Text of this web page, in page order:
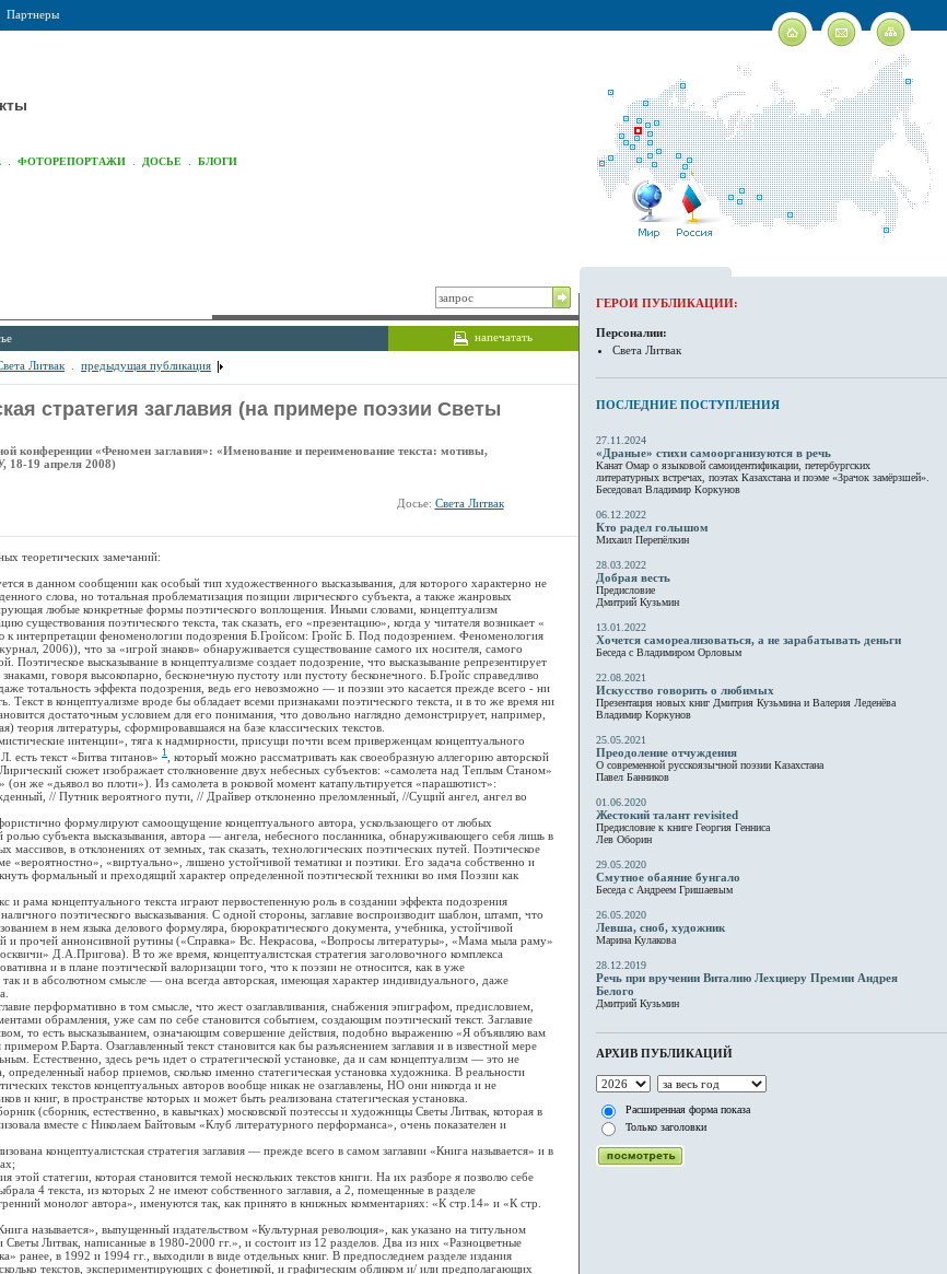
Партнеры
ФОТОРЕПОРТАЖИ ДОСЬЕ БЛОГИ
напечатать
Литвак предыдущая публикация
стратегия заглавия (на примере поэзии Светы
конференции «Феномен заглавия»: «Именование и переименование текста: мотивы,
18-19 апреля 2008)
Досье: Света Литвак
теоретических замечаний:
в данном сообщении как особый тип художественного высказывания, для которого характерно не
слова, но тотальная проблематизация позиции лирического субъекта, а также жанровых
любые конкретные формы поэтического воплощения. Иными словами, концептуализм
существования поэтического текста, так сказать, его «презентацию», когда у читателя возникает «
к интерпретации феноменологии подозрения Б.Гройсом: Гройс Б. Под подозрением. Феноменология
2006)), что за «игрой знаков» обнаруживается существование самого их носителя, самого
Поэтическое высказывание в концептуализме создает подозрение, что высказывание репрезентирует
говоря высокопарно, бесконечную пустоту или пустоту бесконечного. Б.Гройс справедливо
тотальность эффекта подозрения, ведь его невозможно — и поэзии это касается прежде всего - ни
Текст в концептуализме вроде бы обладает всеми признаками поэтического текста, и в то же время ни
достаточным условием для его понимания, что довольно наглядно демонстрирует, например,
теория литературы, сформировавшаяся на базе классических текстов.
интенции», тяга к надмирности, присущи почти всем приверженцам концептуального
есть текст «Битва титанов» 1
, который можно рассматривать как своеобразную аллегорию авторской
сюжет изображает столкновение двух небесных субъектов: «самолета над Теплым Станом»
(он же «дьявол во плоти»). Из самолета в роковой момент катапультируется «парашютист»:
// Путник вероятного пути, // Драйвер отклоненно преломленный, //Сущий ангел, ангел во
формулируют самоощущение концептуального автора, ускользающего от любых
субъекта высказывания, автора — ангела, небесного посланника, обнаруживающего себя лишь в
массивов, в отклонениях от земных, так сказать, технологических поэтических путей. Поэтическое
«вероятностно», «виртуально», лишено устойчивой тематики и поэтики. Его задача собственно и
формальный и преходящий характер определенной поэтической техники во имя Поэзии как
рама концептуального текста играют первостепенную роль в создании эффекта подозрения
поэтического высказывания. С одной стороны, заглавие воспроизводит шаблон, штамп, что
в нем языка делового формуляра, бюрократического документа, учебника, устойчивой
и прочей аннонсивной рутины («Справка» Вс. Некрасова, «Вопросы литературы», «Мама мыла раму»
Д.А.Пригова). В то же время, концептуалистская стратегия заголовочного комплекса
и в плане поэтической валоризации того, что к поэзии не относится, как в уже
и в абсолютном смысле — она всегда авторская, имеющая характер индивидуального, даже
перформативно в том смысле, что жест озаглавливания, снабжения эпиграфом, предисловием,
обрамления, уже сам по себе становится событием, создающим поэтический текст. Заглавие
то есть высказыванием, означающим совершение действия, подобно выражению «Я объявляю вам
примером Р.Барта. Озаглавленный текст становится как бы разъяснением заглавия и в известной мере
Естественно, здесь речь идет о стратегической установке, да и сам концептуализм — это не
определенный набор приемов, сколько именно статегическая установка художника. В реальности
текстов концептуальных авторов вообще никак не озаглавлены, НО они никогда и не
и книг, в пространстве которых и может быть реализована статегическая установка.
(сборник, естественно, в кавычках) московской поэтессы и художницы Светы Литвак, которая в
вместе с Николаем Байтовым «Клуб литературного перформанса», очень показателен и
концептуалистская стратегия заглавия — прежде всего в самом заглавии «Книга называется» и в
статегии, которая становится темой нескольких текстов книги. На их разборе я позволю себе
4 текста, из которых 2 не имеют собственного заглавия, а 2, помещенные в разделе
монолог автора», именуются так, как принято в книжных комментариях: «К стр.14» и «К стр.
называется», выпущенный издательством «Культурная революция», как указано на титульном
Светы Литвак, написанные в 1980-2000 гг.», и состоит из 12 разделов. Два из них «Разноцветные
ранее, в 1992 и 1994 гг., выходили в виде отдельных книг. В предпоследнем разделе издания
текстов, экспериментирующих с фонетикой, и графическим обликом и/ или предполагающих
ГЕРОИ ПУБЛИКАЦИИ:
Персоналии:
Света Литвак
ПОСЛЕДНИЕ ПОСТУПЛЕНИЯ
27.11.2024
«Драные» стихи самоорганизуются в речь
Канат Омар о языковой самоидентификации, петербургских
литературных встречах, поэтах Казахстана и поэме «Зрачок замёрзшей».
Беседовал Владимир Коркунов
06.12.2022
Кто радел голышом
Михаил Перепёлкин
28.03.2022
Добрая весть
Предисловие
Дмитрий Кузьмин
13.01.2022
Хочется самореализоваться, а не зарабатывать деньги
Беседа с Владимиром Орловым
22.08.2021
Искусство говорить о любимых
Презентация новых книг Дмитрия Кузьмина и Валерия Леденёва
Владимир Коркунов
25.05.2021
Преодоление отчуждения
О современной русскоязычной поэзии Казахстана
Павел Банников
01.06.2020
Жестокий талант revisited
Предисловие к книге Георгия Генниса
Лев Оборин
29.05.2020
Смутное обаяние бунгало
Беседа с Андреем Гришаевым
26.05.2020
Левша, сноб, художник
Марина Кулакова
28.12.2019
Речь при вручении Виталию Лехциеру Премии Андрея
Белого
Дмитрий Кузьмин
АРХИВ ПУБЛИКАЦИЙ
Расширенная форма показа
Только заголовки